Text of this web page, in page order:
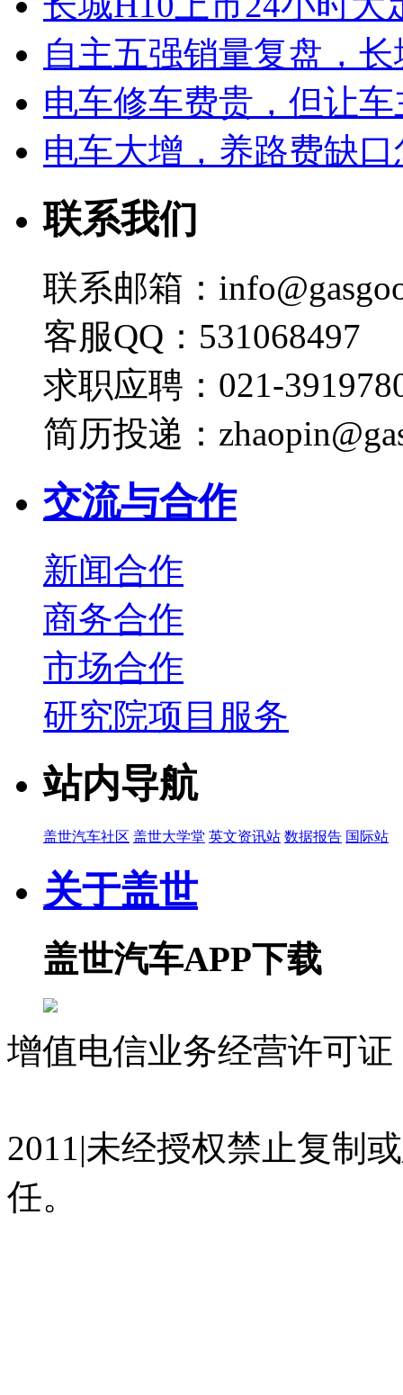
自主五强销量复盘，
电车修车费贵，但让
电车大增，养路费缺
联系我们
联系邮箱：
客服QQ：531068497
求职应聘：021-
简历投递：
交流与合作
新闻合作
商务合作
市场合作
研究院项目服务
站内导航
盖世汽车社区 盖世大学堂 英文资讯站 数据报告 国际站
关于盖世
盖世汽车APP下载
增值电信业务经营许可
2011|未经授权禁止复制
任。